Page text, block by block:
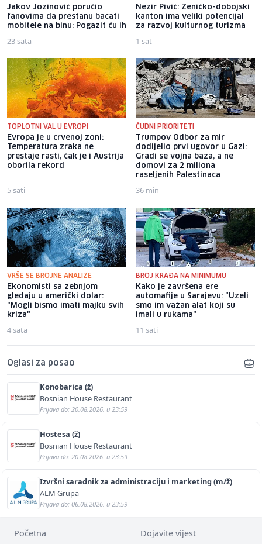
Jakov Jozinović poručio
fanovima da prestanu bacati
mobitele na binu: Pogazit ću ih
23 sata
Nezir Pivić: Zeničko-dobojski
kanton ima veliki potencijal
za razvoj kulturnog turizma
1 sat
TOPLOTNI VAL U EVROPI
Evropa je u crvenoj zoni:
Temperatura zraka ne
prestaje rasti, čak je i Austrija
oborila rekord
5 sati
ČUDNI PRIORITETI
Trumpov Odbor za mir
dodijelio prvi ugovor u Gazi:
Gradi se vojna baza, a ne
domovi za 2 miliona
raseljenih Palestinaca
36 min
VRŠE SE BROJNE ANALIZE
Ekonomisti sa zebnjom
gledaju u američki dolar:
"Mogli bismo imati majku svih
kriza"
4 sata
BROJ KRAĐA NA MINIMUMU
Kako je završena ere
automafije u Sarajevu: "Uzeli
smo im važan alat koji su
imali u rukama"
11 sati
Oglasi za posao
Konobarica (ž)
Bosnian House Restaurant
Prijava do: 20.08.2026. u 23:59
Hostesa (ž)
Bosnian House Restaurant
Prijava do: 20.08.2026. u 23:59
Izvršni saradnik za administraciju i marketing (m/ž)
ALM Grupa
Prijava do: 06.08.2026. u 23:59
Početna Dojavite vijest